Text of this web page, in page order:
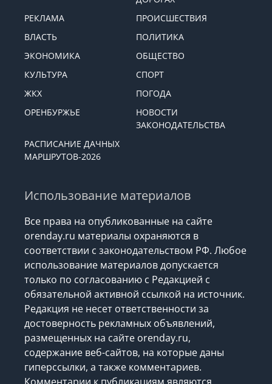
РЕКЛАМА
ПРОИСШЕСТВИЯ
ВЛАСТЬ
ПОЛИТИКА
ЭКОНОМИКА
ОБЩЕСТВО
КУЛЬТУРА
СПОРТ
ЖКХ
ПОГОДА
ОРЕНБУРЖЬЕ
НОВОСТИ
ЗАКОНОДАТЕЛЬСТВА
РАСПИСАНИЕ ДАЧНЫХ
МАРШРУТОВ-2026
Использование материалов
Все права на опубликованные на сайте
orenday.ru материалы охраняются в
соответствии с законодательством РФ. Любое
использование материалов допускается
только по согласованию с Редакцией с
обязательной активной ссылкой на источник.
Редакция не несет ответственности за
достоверность рекламных объявлений,
размещенных на сайте orenday.ru,
содержание веб-сайтов, на которые даны
гиперссылки, а также комментариев.